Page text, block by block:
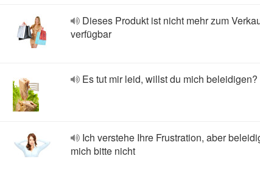
Dieses Produkt ist nicht mehr zum
verfügbar
Es tut mir leid, willst du mich beleidigen?
Ich verstehe Ihre Frustration, aber
mich bitte nicht